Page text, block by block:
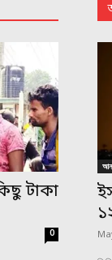
টাকা
0